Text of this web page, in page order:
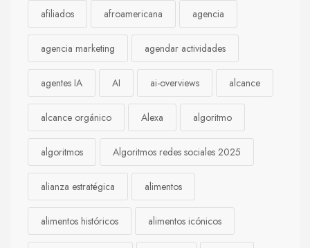
afiliados afroamericana agencia
agencia marketing agendar actividades
agentes IA AI ai-overviews alcance
alcance orgánico Alexa algoritmo
algoritmos Algoritmos redes sociales 2025
alianza estratégica alimentos
alimentos históricos alimentos icónicos